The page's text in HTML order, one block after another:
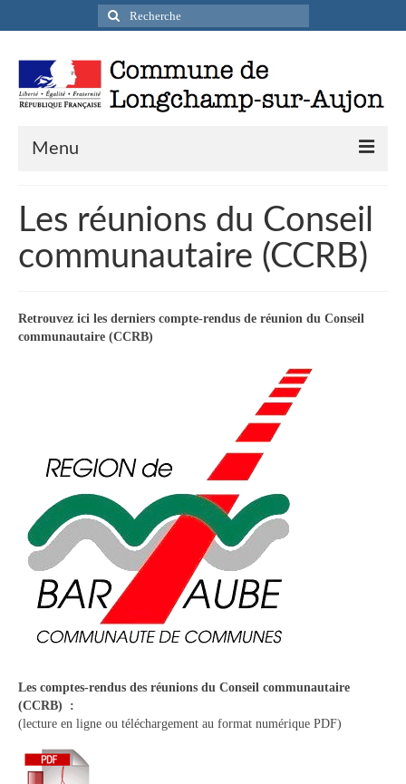
Rechercher
:
Menu
Infos pratiques
Accueil en mairie
Longchamp-sur-Aujon en cartes postales
Hébergement
Services publics
Formalités administratives
Qualité de l’eau
Téléphonie mobile / Internet
Collecte des déchets
Affouages
Location de salles
Les réunions du Conseil
communautaire (CCRB)
Retrouvez ici les derniers compte-rendus de réunion du Conseil
communautaire (CCRB)
Les comptes-rendus des réunions du Conseil communautaire
(CCRB) :
(lecture en ligne ou téléchargement au format numérique PDF)